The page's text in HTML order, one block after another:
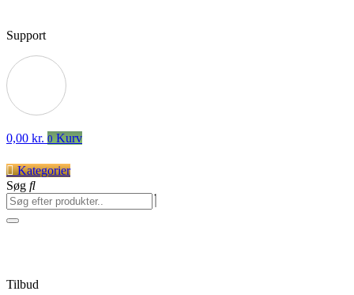
Support
0,00 kr. 0 Kurv
Kategorier
Søg
Tilbud